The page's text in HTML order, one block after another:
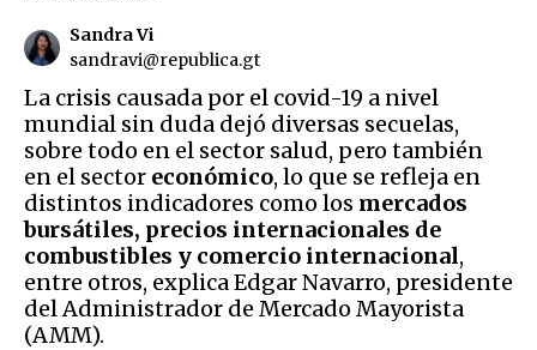
Sandra Vi
sandravi@republica.gt
La crisis causada por el covid-19 a nivel
mundial sin duda dejó diversas secuelas,
sobre todo en el sector salud, pero también
en el sector económico, lo que se refleja en
distintos indicadores como los mercados
bursátiles, precios internacionales de
combustibles y comercio internacional,
entre otros, explica Edgar Navarro, presidente
del Administrador de Mercado Mayorista
(AMM).